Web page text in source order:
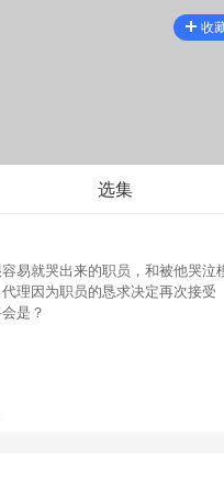
收
选集
易就哭出来的职员，和被他哭泣
理因为职员的恳求决定再次接受
是？